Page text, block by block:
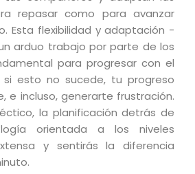
repasar como para avanzar
Esta flexibilidad y adaptación -
arduo trabajo por parte de los
para progresar con el
si esto no sucede, tu progreso
e incluso, generarte frustración.
la planificación detrás de
orientada a los niveles
y sentirás la diferencia